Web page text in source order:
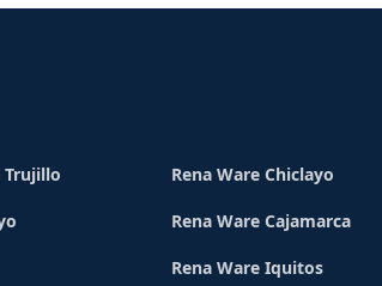
Trujillo Rena Ware Chiclayo
Rena Ware Cajamarca
Rena Ware Iquitos